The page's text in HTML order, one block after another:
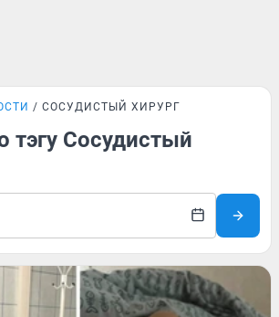
СОСУДИСТЫЙ ХИРУРГ
тэгу Сосудистый